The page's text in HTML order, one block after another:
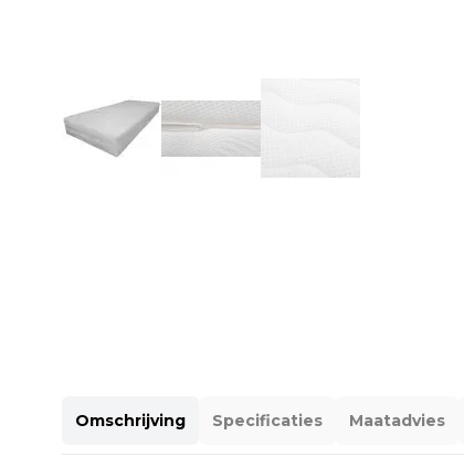
Omschrijving Specificaties Maatadvies